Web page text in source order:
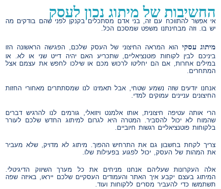
החשיבות של מיתוג נכון לעסק
אי אפשר להתווכח עם זה, בני אדם מסתכלים בקנקן לפני שהם בודקים מה
יש בו. וזה מבחינתנו משפט שמסכם הכל.
מיתוג עסקיהוא המראה החיצוני של העסק שלכם, הפגישה הראשונה הזו
ביניכם לבין לקוחות פוטנציאליים, שתכריע האם יהיה דייט שני או לא. או
במילים אחרות, אם הם יחליטו לרכוש מכם או שילכו לחפש את עצמם אצל
המתחרים.
אנחנו יודעים שזה נשמע שטחי, אבל תאמינו לנו שמסתתרים מאחורי החזות
החיצונים עניינים עמוקים למדי.
הרי אותה עטיפה חיצונית, אותו אלמנט ויזואלי, גורמים לנו להרגיש דברים
שהמוח לא יכול להסביר. המטרה היא לגרום למיתוג החדש שלכם לעורר
בלקוחות פוטנציאליים רגשות חיוביים.
צריך לקחת בחשבון גם את התרחיש ההפוך. מיתוג לא מדויק, שלא מעביר
את המהות של העסק, יכול לפגוע בפעילות שלו.
אלה העקרונות שעליהם אנחנו מניחים את כל מערך השיווק הדיגיטלי.
המיתוג בעצם יקבע איך האתר והעמודים העסקיים שלכם ייראו, באיזה שפה
תשתמשו כדי להעביר מסרים ללקוחות ועוד.